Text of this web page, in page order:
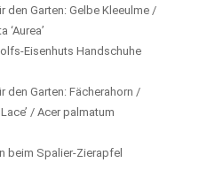
den Garten: Gelbe Kleeulme /
Eisenhuts Handschuhe
den Garten: Fächerahorn /
/ Acer palmatum
beim Spalier-Zierapfel